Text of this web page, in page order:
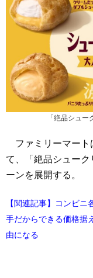
「絶品シュ
ファミリーマート
て、「絶品シュー
ーンを展開する。
【関連記事】コンビ
手だからできる価格据
由になる